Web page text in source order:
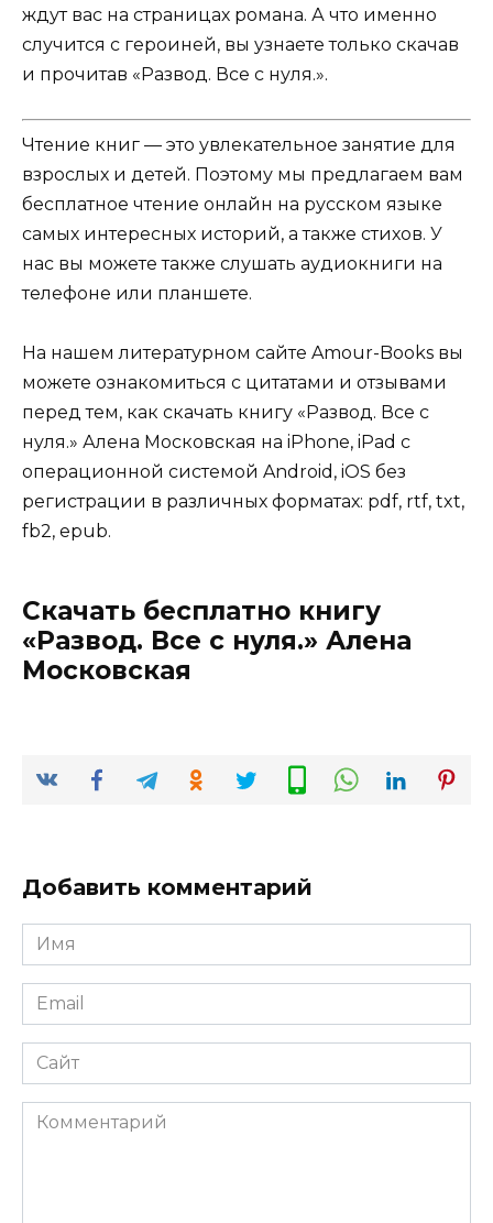
ждут вас на страницах романа. А что именно
случится с героиней, вы узнаете только скачав
и прочитав «Развод. Все с нуля.».
Чтение книг — это увлекательное занятие для
взрослых и детей. Поэтому мы предлагаем вам
бесплатное чтение онлайн на русском языке
самых интересных историй, а также стихов. У
нас вы можете также слушать аудиокниги на
телефоне или планшете.
На нашем литературном сайте Amour-Books вы
можете ознакомиться с цитатами и отзывами
перед тем, как скачать книгу «Развод. Все с
нуля.» Алена Московская на iPhone, iPad с
операционной системой Android, iOS без
регистрации в различных форматах: pdf, rtf, txt,
fb2, epub.
Скачать бесплатно книгу
«Развод. Все с нуля.» Алена
Московская
Добавить комментарий
Имя
*
Email
*
Сайт
Комментарий